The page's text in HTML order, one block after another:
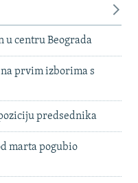
u centru Beograda
prvim izborima s
predsednika
marta pogubio